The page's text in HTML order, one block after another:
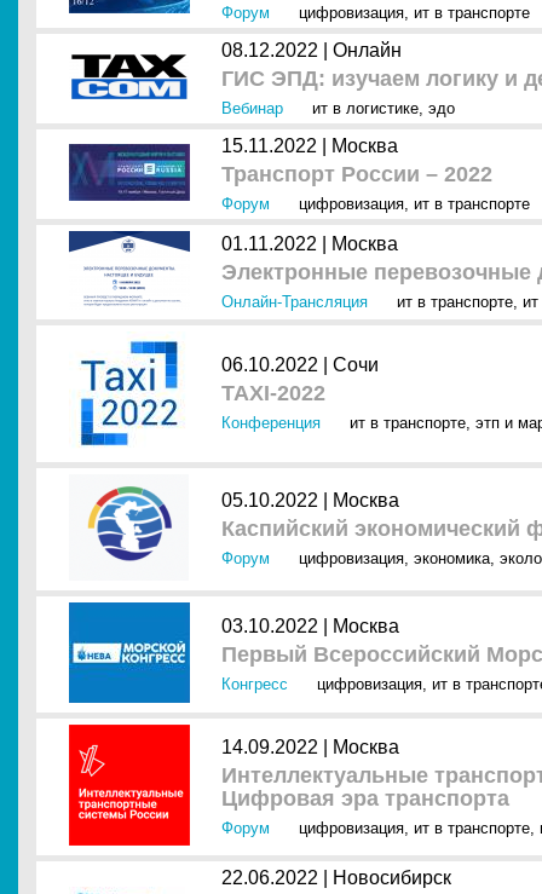
Форум цифровизация, ит в транспорте
08.12.2022 | Онлайн
ГИС ЭПД: изучаем логику и
Вебинар ит в логистике, эдо
15.11.2022 | Москва
Транспорт России – 2022
Форум цифровизация, ит в транспорте
01.11.2022 | Москва
Электронные
Онлайн-Трансляция ит в транспорте, ит
06.10.2022 | Сочи
TAXI-2022
Конференция ит в транспорте, этп и
05.10.2022 | Москва
Каспийский экономический
Форум цифровизация, экономика,
03.10.2022 | Москва
Первый Всероссийский
Конгресс цифровизация, ит в
14.09.2022 | Москва
Интеллектуальные
Цифровая эра транспорта
Форум цифровизация, ит в транспорте,
22.06.2022 | Новосибирск